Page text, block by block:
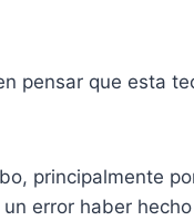
pensar que esta
principalmente
error haber